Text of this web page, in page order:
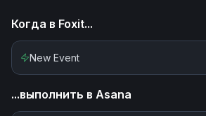
Update Envelope Fields
Когда в Foxit...
New Event
...выполнить в Asana